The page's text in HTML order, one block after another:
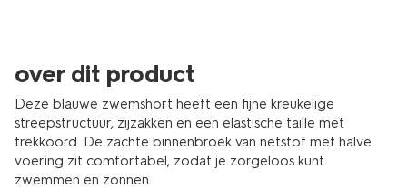
over dit product
Deze blauwe zwemshort heeft een fijne kreukelige
streepstructuur, zijzakken en een elastische taille met
trekkoord. De zachte binnenbroek van netstof met halve
voering zit comfortabel, zodat je zorgeloos kunt
zwemmen en zonnen.